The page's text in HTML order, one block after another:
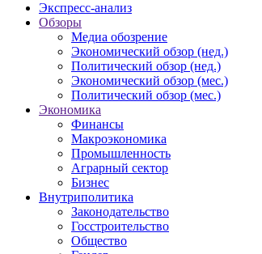
Экспресс-анализ
Обзоры
Медиа обозрение
Экономический обзор (нед.)
Политический обзор (нед.)
Экономический обзор (мес.)
Политический обзор (мес.)
Экономика
Финансы
Макроэкономика
Промышленность
Аграрный сектор
Бизнес
Внутриполитика
Законодательство
Госстроительство
Общество